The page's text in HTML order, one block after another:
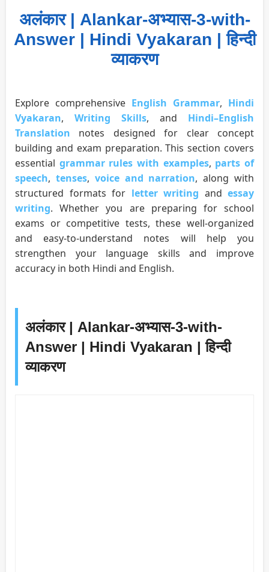
अलंकार | Alankar-अभ्यास-3-with-
Answer | Hindi Vyakaran | हिन्दी
व्याकरण
Explore comprehensive English Grammar, Hindi
Vyakaran, Writing Skills, and Hindi–English
Translation notes designed for clear concept
building and exam preparation. This section covers
essential grammar rules with examples, parts of
speech, tenses, voice and narration, along with
structured formats for letter writing and essay
writing. Whether you are preparing for school
exams or competitive tests, these well-organized
and easy-to-understand notes will help you
strengthen your language skills and improve
accuracy in both Hindi and English.
अलंकार | Alankar-अभ्यास-3-with-
Answer | Hindi Vyakaran | हिन्दी
व्याकरण